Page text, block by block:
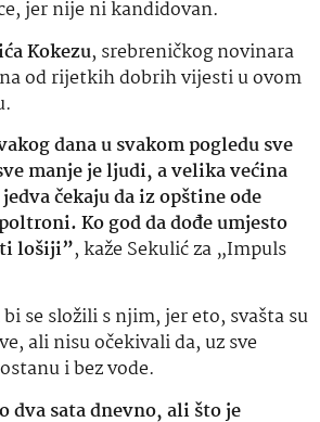
jer nije ni kandidovan.
Kokezu, srebreničkog novinara
od rijetkih dobrih vijesti u ovom
dana u svakom pogledu sve
manje je ljudi, a velika većina
čekaju da iz opštine ode
Ko god da dođe umjesto
lošiji”, kaže Sekulić za „Impuls
se složili s njim, jer eto, svašta su
ali nisu očekivali da, uz sve
i bez vode.
dva sata dnevno, ali što je